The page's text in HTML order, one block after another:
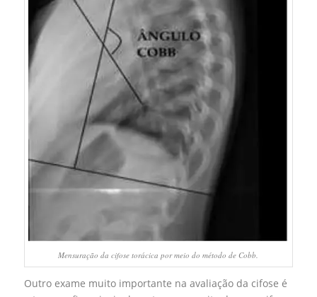
Mensuração da cifose torácica por meio do método de Cobb.
Outro exame muito importante na avaliação da cifose é